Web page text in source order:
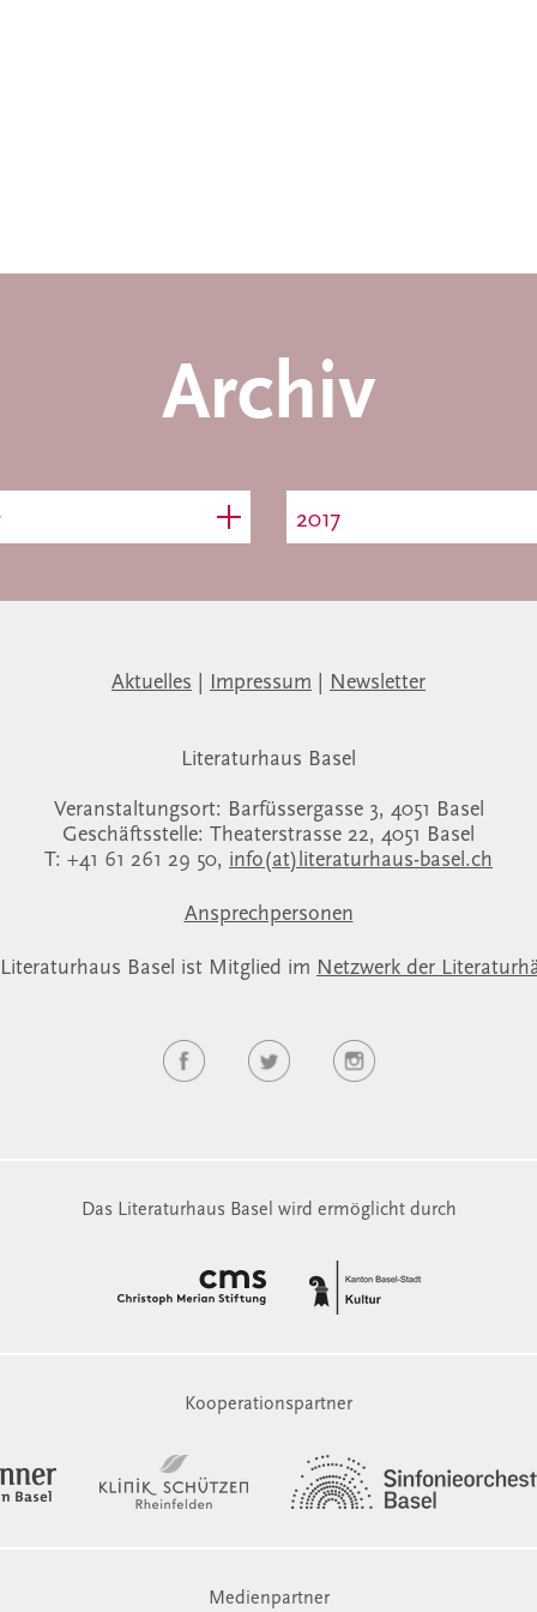
Archiv
2017
Aktuelles Impressum Newsletter
Literaturhaus Basel
Veranstaltungsort: Barfüssergasse 3, 4051 Basel
Geschäftsstelle: Theaterstrasse 22, 4051 Basel
T: +41 61 261 29 50, info(at)literaturhaus-basel.ch
Ansprechpersonen
Basel ist Mitglied im Netzwerk der
Das Literaturhaus Basel wird ermöglicht durch
Kooperationspartner
Medienpartner